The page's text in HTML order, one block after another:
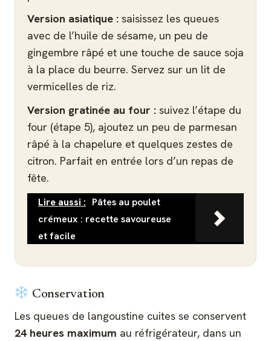
Version asiatique : saisissez les queues
avec de l’huile de sésame, un peu de
gingembre râpé et une touche de sauce soja
à la place du beurre. Servez sur un lit de
vermicelles de riz.
Version gratinée au four : suivez l’étape du
four (étape 5), ajoutez un peu de parmesan
râpé à la chapelure et quelques zestes de
citron. Parfait en entrée lors d’un repas de
fête.
Lire aussi : Pâtes au poulet
crémeux : recette savoureuse
et facile
Conservation
Les queues de langoustine cuites se conservent
24 heures maximum au réfrigérateur, dans un